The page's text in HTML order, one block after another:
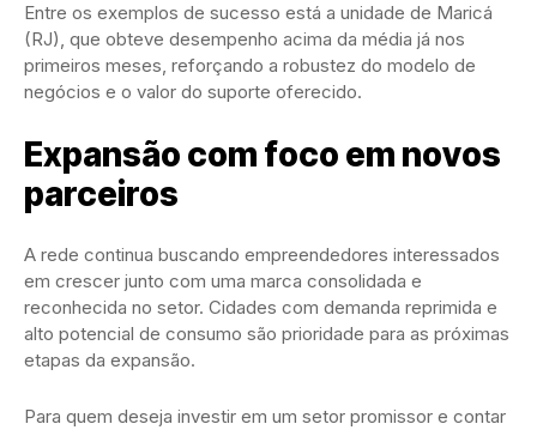
Entre os exemplos de sucesso está a unidade de Maricá
(RJ), que obteve desempenho acima da média já nos
primeiros meses, reforçando a robustez do modelo de
negócios e o valor do suporte oferecido.
Expansão com foco em novos
parceiros
A rede continua buscando empreendedores interessados
em crescer junto com uma marca consolidada e
reconhecida no setor. Cidades com demanda reprimida e
alto potencial de consumo são prioridade para as próximas
etapas da expansão.
Para quem deseja investir em um setor promissor e contar